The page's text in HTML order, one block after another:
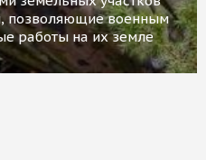
позволяющие военным
работы на их земле